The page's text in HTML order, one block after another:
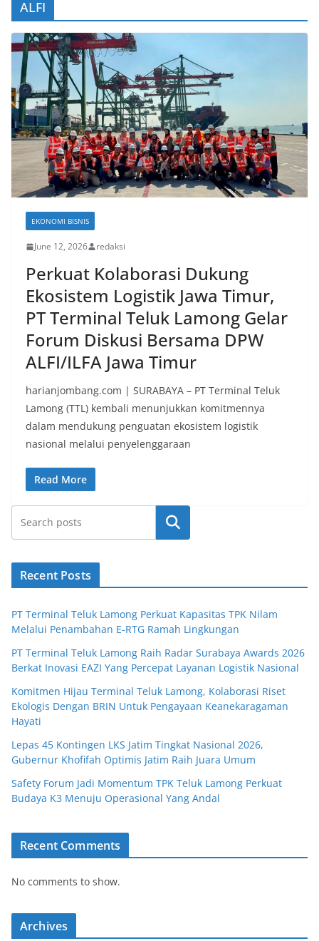
ALFI
EKONOMI BISNIS
June 12, 2026 redaksi
Perkuat Kolaborasi Dukung
Ekosistem Logistik Jawa Timur,
PT Terminal Teluk Lamong Gelar
Forum Diskusi Bersama DPW
ALFI/ILFA Jawa Timur
harianjombang.com | SURABAYA – PT Terminal Teluk
Lamong (TTL) kembali menunjukkan komitmennya
dalam mendukung penguatan ekosistem logistik
nasional melalui penyelenggaraan
Read More
Search
Recent Posts
PT Terminal Teluk Lamong Perkuat Kapasitas TPK Nilam
Melalui Penambahan E-RTG Ramah Lingkungan
PT Terminal Teluk Lamong Raih Radar Surabaya Awards 2026
Berkat Inovasi EAZI Yang Percepat Layanan Logistik Nasional
Komitmen Hijau Terminal Teluk Lamong, Kolaborasi Riset
Ekologis Dengan BRIN Untuk Pengayaan Keanekaragaman
Hayati
Lepas 45 Kontingen LKS Jatim Tingkat Nasional 2026,
Gubernur Khofifah Optimis Jatim Raih Juara Umum
Safety Forum Jadi Momentum TPK Teluk Lamong Perkuat
Budaya K3 Menuju Operasional Yang Andal
Recent Comments
No comments to show.
Archives